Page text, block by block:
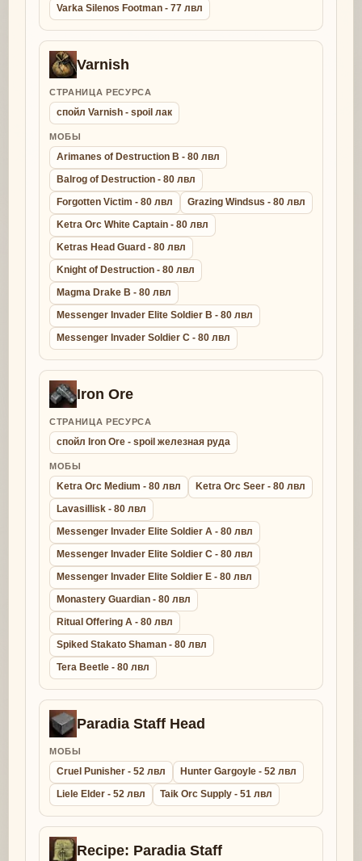
Varka Silenos Footman - 77 лвл
Varnish
СТРАНИЦА РЕСУРСА
спойл Varnish - spoil лак
МОБЫ
Arimanes of Destruction B - 80 лвл
Balrog of Destruction - 80 лвл
Forgotten Victim - 80 лвл
Grazing Windsus - 80 лвл
Ketra Orc White Captain - 80 лвл
Ketras Head Guard - 80 лвл
Knight of Destruction - 80 лвл
Magma Drake B - 80 лвл
Messenger Invader Elite Soldier B - 80 лвл
Messenger Invader Soldier C - 80 лвл
Iron Ore
СТРАНИЦА РЕСУРСА
спойл Iron Ore - spoil железная руда
МОБЫ
Ketra Orc Medium - 80 лвл
Ketra Orc Seer - 80 лвл
Lavasillisk - 80 лвл
Messenger Invader Elite Soldier A - 80 лвл
Messenger Invader Elite Soldier C - 80 лвл
Messenger Invader Elite Soldier E - 80 лвл
Monastery Guardian - 80 лвл
Ritual Offering A - 80 лвл
Spiked Stakato Shaman - 80 лвл
Tera Beetle - 80 лвл
Paradia Staff Head
МОБЫ
Cruel Punisher - 52 лвл
Hunter Gargoyle - 52 лвл
Liele Elder - 52 лвл
Taik Orc Supply - 51 лвл
Recipe: Paradia Staff